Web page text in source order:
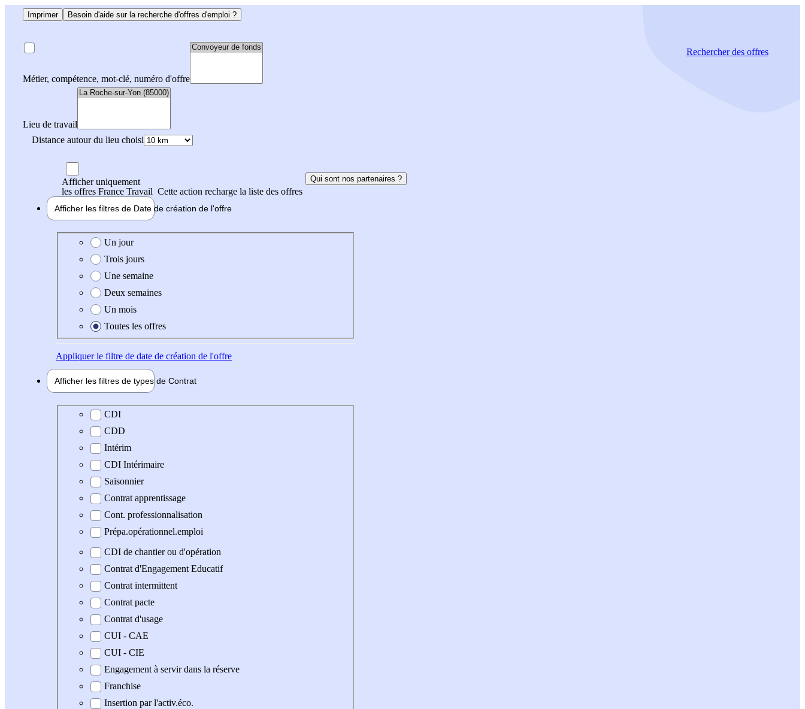
Imprimer Besoin d'aide sur la recherche d'offres d'emploi ?
Métier, compétence, mot-clé, numéro d'offre
Lieu de travail
Distance autour du lieu choisi
Rechercherdes offres
Afficher uniquement
les offres France Travail Cette action recharge la liste des offres
Qui sont nos partenaires ?
Afficher les filtres de Date de création de l'offre
Date de création de l'offre
Un jour
Trois jours
Une semaine
Deux semaines
Un mois
Toutes les offres
Appliquerle filtre de date de création de l'offre
Afficher les filtres de types de Contrat
Type de contrat
CDI
CDD
Intérim
CDI Intérimaire
Saisonnier
Contrat apprentissage
Cont. professionnalisation
Prépa.opérationnel.emploi
CDI de chantier ou d'opération
Contrat d'Engagement Educatif
Contrat intermittent
Contrat pacte
Contrat d'usage
CUI - CAE
CUI - CIE
Engagement à servir dans la réserve
Franchise
Insertion par l'activ.éco.